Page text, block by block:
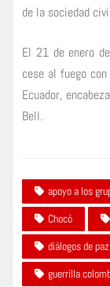
de la sociedad
El 21 de enero
cese al fuego
Ecuador,
Bell.
apoyo a los
Chocó
diálogos de paz
guerrilla